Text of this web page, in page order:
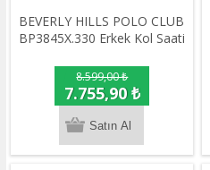
BEVERLY HILLS POLO CLUB
BP3845X.330 Erkek Kol Saati
8.599,00 ₺
7.755,90 ₺